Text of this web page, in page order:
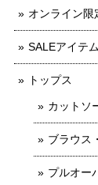
オンライン限
SALEアイテム
トップス
カットソ
ブラウス
プルオー